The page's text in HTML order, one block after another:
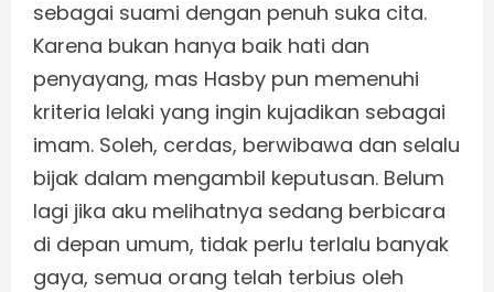
sebagai suami dengan penuh suka cita.
Karena bukan hanya baik hati dan
penyayang, mas Hasby pun memenuhi
kriteria lelaki yang ingin kujadikan sebagai
imam. Soleh, cerdas, berwibawa dan selalu
bijak dalam mengambil keputusan. Belum
lagi jika aku melihatnya sedang berbicara
di depan umum, tidak perlu terlalu banyak
gaya, semua orang telah terbius oleh